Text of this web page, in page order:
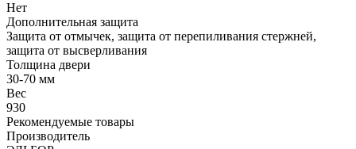
Нет
Дополнительная защита
Защита от отмычек, защита от перепиливания стержней,
защита от высверливания
Толщина двери
30-70 мм
Вес
930
Рекомендуемые товары
Производитель